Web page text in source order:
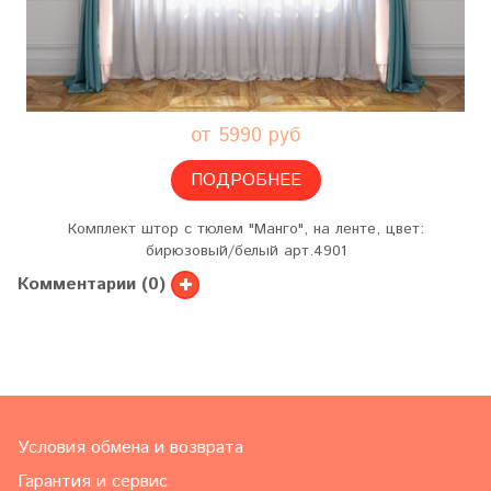
от 5990 руб
ПОДРОБНЕЕ
Комплект штор с тюлем "Манго", на ленте, цвет:
бирюзовый/белый арт.4901
Комментарии (0)
Условия обмена и возврата
Гарантия и сервис